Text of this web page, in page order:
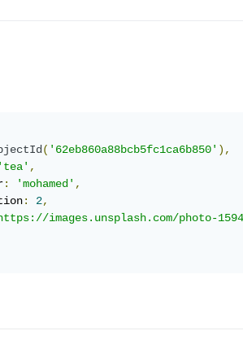
( '62eb860a88bcb5fc1ca6b850' ),
'tea' ,
: 'mohamed' ,
: 2,
images.unsplash.com/photo-